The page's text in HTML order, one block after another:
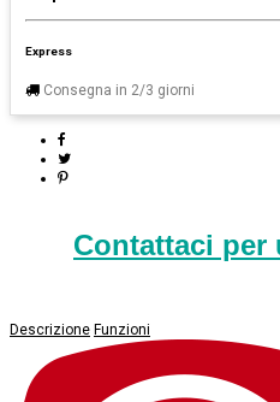
Express
Consegna in 2/3 giorni
Contattaci per
Descrizione Funzioni